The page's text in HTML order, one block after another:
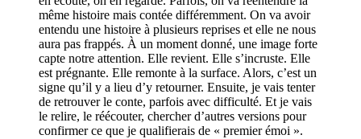
même histoire mais contée différemment. On va avoir
entendu une histoire à plusieurs reprises et elle ne nous
aura pas frappés. À un moment donné, une image forte
capte notre attention. Elle revient. Elle s’incruste. Elle
est prégnante. Elle remonte à la surface. Alors, c’est un
signe qu’il y a lieu d’y retourner. Ensuite, je vais tenter
de retrouver le conte, parfois avec difficulté. Et je vais
le relire, le réécouter, chercher d’autres versions pour
confirmer ce que je qualifierais de « premier émoi ».